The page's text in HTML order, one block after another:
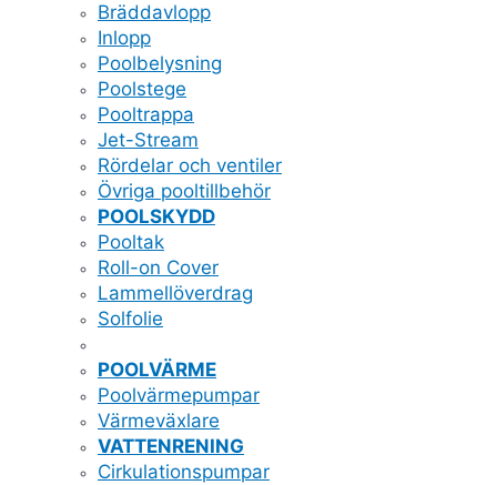
Bräddavlopp
Inlopp
Poolbelysning
Poolstege
Pooltrappa
Jet-Stream
Rördelar och ventiler
Övriga pooltillbehör
POOLSKYDD
Pooltak
Roll-on Cover
Lammellöverdrag
Solfolie
POOLVÄRME
Poolvärmepumpar
Värmeväxlare
VATTENRENING
Cirkulationspumpar